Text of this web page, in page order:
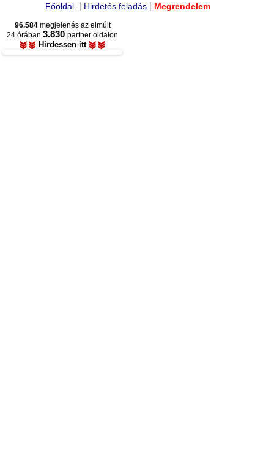
Főoldal | Hirdetés feladás | Megrendelem
96.584megjelenés az elmúlt
24 órában 3.830 partner oldalon
Hirdessen itt